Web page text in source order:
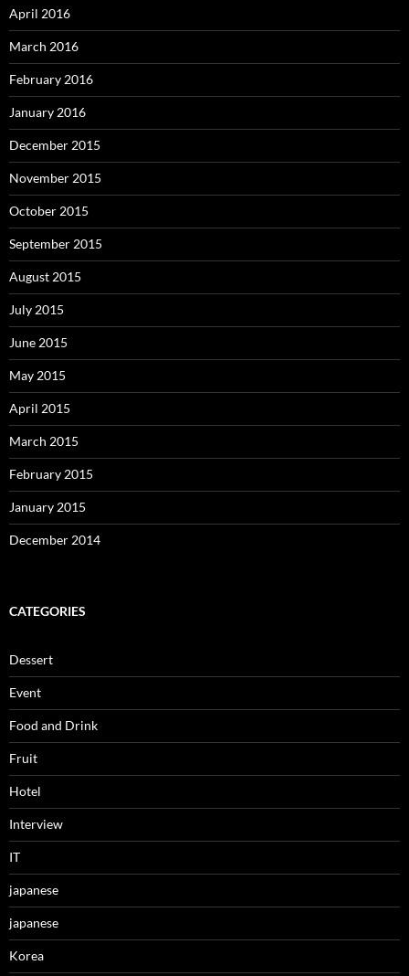
April 2016
March 2016
February 2016
January 2016
December 2015
November 2015
October 2015
September 2015
August 2015
July 2015
June 2015
May 2015
April 2015
March 2015
February 2015
January 2015
December 2014
CATEGORIES
Dessert
Event
Food and Drink
Fruit
Hotel
Interview
IT
japanese
japanese
Korea